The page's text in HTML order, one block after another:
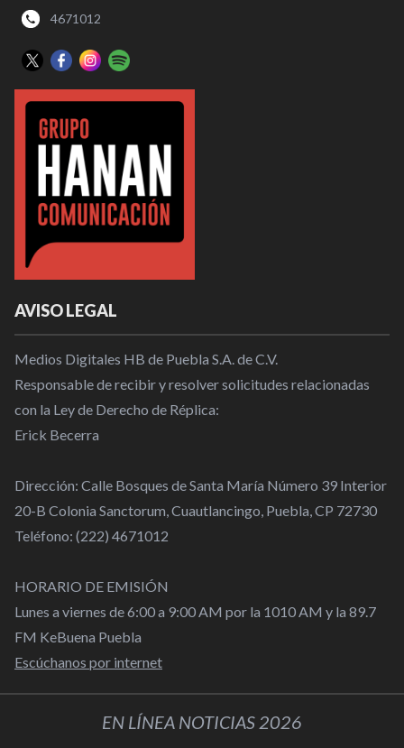
4671012
AVISO LEGAL
Medios Digitales HB de Puebla S.A. de C.V.
Responsable de recibir y resolver solicitudes relacionadas
con la Ley de Derecho de Réplica:
Erick Becerra
Dirección: Calle Bosques de Santa María Número 39 Interior
20-B Colonia Sanctorum, Cuautlancingo, Puebla, CP 72730
Teléfono: (222) 4671012
HORARIO DE EMISIÓN
Lunes a viernes de 6:00 a 9:00 AM por la 1010 AM y la 89.7
FM KeBuena Puebla
Escúchanos por internet
EN LÍNEA NOTICIAS 2026